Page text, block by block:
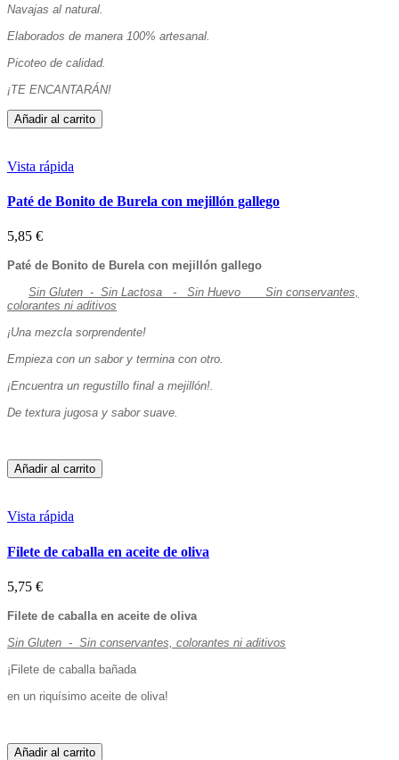
Navajas al natural.
Elaborados de manera 100% artesanal.
Picoteo de calidad.
¡TE ENCANTARÁN!
Añadir al carrito
Vista rápida
Paté de Bonito de Burela con mejillón gallego
5,85 €
Paté de Bonito de Burela con mejillón gallego
Sin Gluten - Sin Lactosa - Sin Huevo
Sin conservantes,
colorantes ni aditivos
¡Una mezcla sorprendente!
Empieza con un sabor y termina con otro.
¡Encuentra un regustillo final a mejillón!.
De textura jugosa y sabor suave.
Añadir al carrito
Vista rápida
Filete de caballa en aceite de oliva
5,75 €
Filete de caballa en aceite de oliva
Sin Gluten - Sin conservantes, colorantes ni aditivos
¡Filete de caballa bañada
en un riquísimo aceite de oliva!
Añadir al carrito